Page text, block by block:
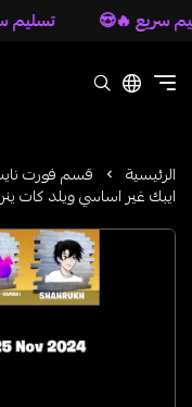
سريع 🔥😍 تسليم
الرئيسية قسم فورت
ايبك غير اساسي ويلد كات